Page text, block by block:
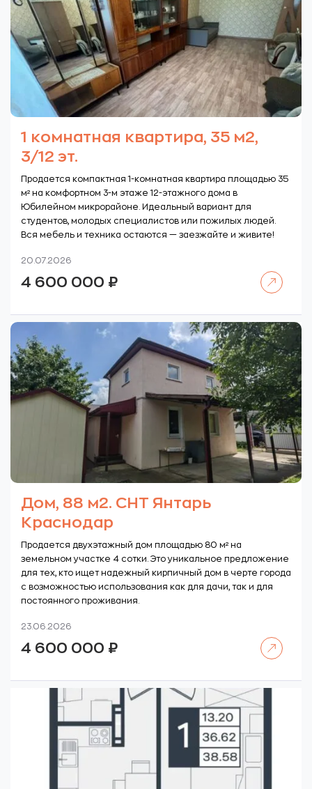
1 комнатная квартира, 35 м2,
3/12 эт.
Продается компактная 1-комнатная квартира площадью 35
м² на комфортном 3-м этаже 12-этажного дома в
Юбилейном микрорайоне. Идеальный вариант для
студентов, молодых специалистов или пожилых людей.
Вся мебель и техника остаются — заезжайте и живите!
20.07.2026
4 600 000 ₽
Дом, 88 м2. СНТ Янтарь
Краснодар
Продается двухэтажный дом площадью 80 м² на
земельном участке 4 сотки. Это уникальное предложение
для тех, кто ищет надежный кирпичный дом в черте города
с возможностью использования как для дачи, так и для
постоянного проживания.
23.06.2026
4 600 000 ₽